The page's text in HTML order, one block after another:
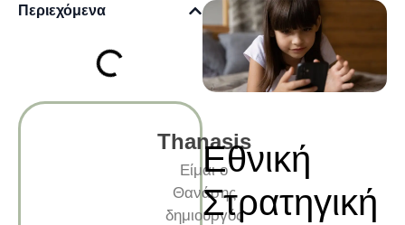
Περιεχόμενα
Thanasis
Είμαι ο
Θανάσης
δημιουργός
Εθνική
Στρατηγική